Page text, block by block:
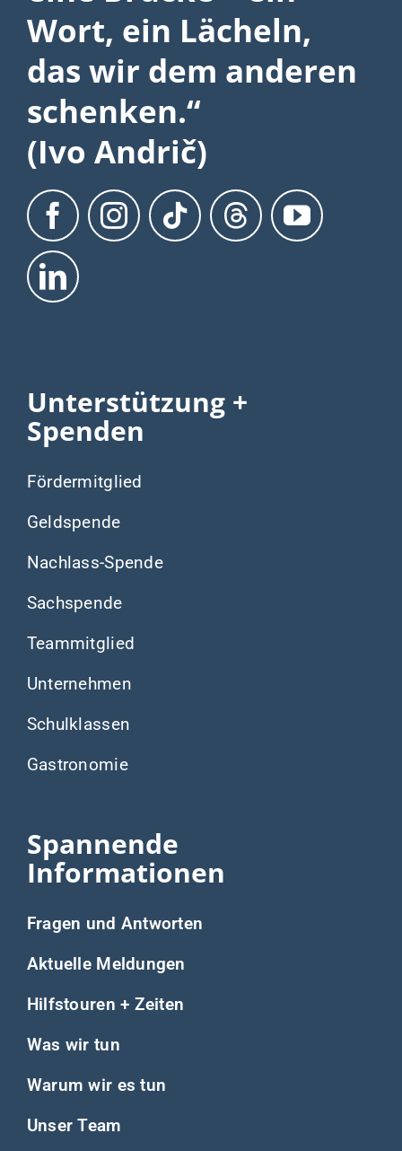
Wort, ein Lächeln,
das wir dem anderen
schenken.“
(Ivo Andrič)
Unterstützung +
Spenden
Fördermitglied
Geldspende
Nachlass-Spende
Sachspende
Teammitglied
Unternehmen
Schulklassen
Gastronomie
Spannende
Informationen
Fragen und Antworten
Aktuelle Meldungen
Hilfstouren + Zeiten
Was wir tun
Warum wir es tun
Unser Team